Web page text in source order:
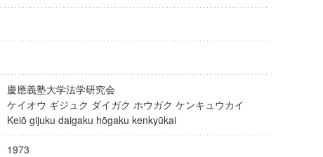
慶應義塾大学法学研究会
ケイオウ ギジュク ダイガク ホウガク ケンキュウカイ
Keiō gijuku daigaku hōgaku kenkyūkai
1973